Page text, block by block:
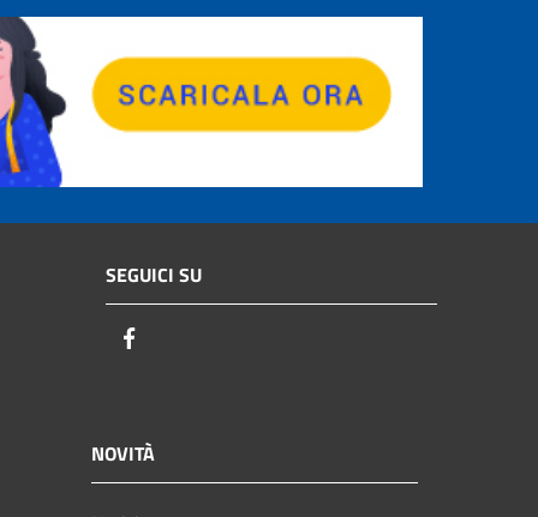
SEGUICI SU
NOVITÀ